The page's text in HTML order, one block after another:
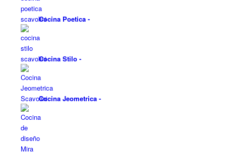
Cocina Poetica-
Cocina Stilo-
Cocina Jeometrica-